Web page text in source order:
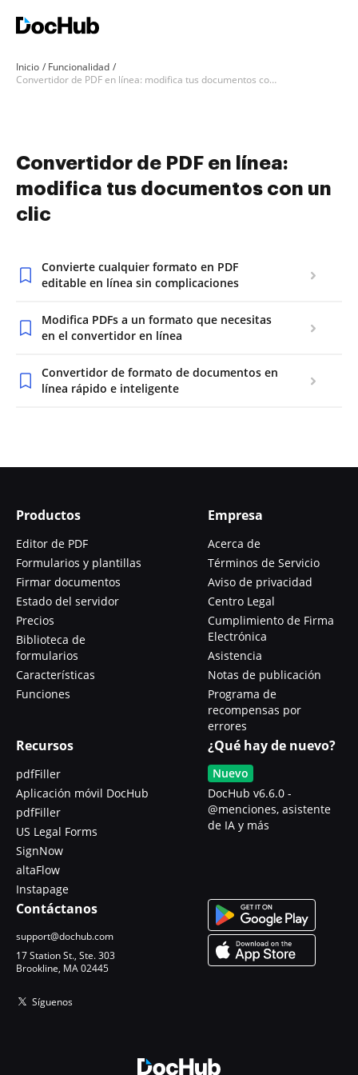
Inicio
Funcionalidad
Convertidor de PDF en línea: modifica tus documentos con un clic
Convertidor de PDF en línea:
modifica tus documentos con un
clic
Convierte cualquier formato en PDF
editable en línea sin complicaciones
Modifica PDFs a un formato que necesitas
en el convertidor en línea
Convertidor de formato de documentos en
línea rápido e inteligente
Productos
Editor de PDF
Formularios y plantillas
Firmar documentos
Estado del servidor
Precios
Biblioteca de
formularios
Características
Funciones
Empresa
Acerca de
Términos de Servicio
Aviso de privacidad
Centro Legal
Cumplimiento de Firma
Electrónica
Asistencia
Notas de publicación
Programa de
recompensas por
errores
Recursos
pdfFiller
Aplicación móvil DocHub
pdfFiller
US Legal Forms
SignNow
altaFlow
Instapage
¿Qué hay de nuevo?
Nuevo
DocHub v6.6.0 -
@menciones, asistente
de IA y más
Contáctanos
support@dochub.com
17 Station St., Ste. 303
Brookline, MA 02445
Síguenos